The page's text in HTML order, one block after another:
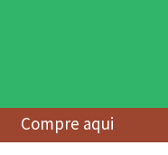
Compre aqui